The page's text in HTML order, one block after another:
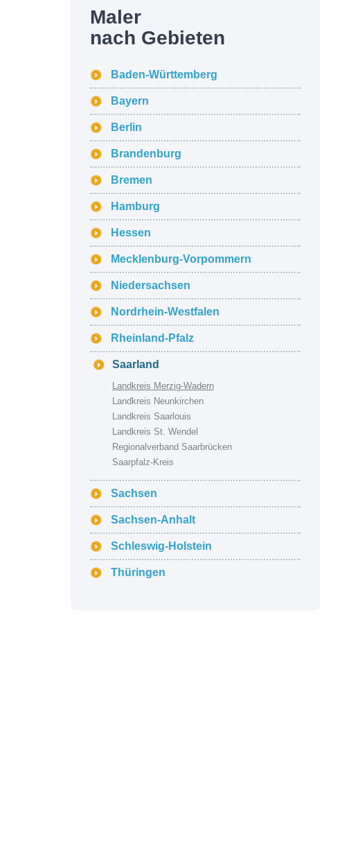
Maler
nach Gebieten
Baden-Württemberg
Bayern
Berlin
Brandenburg
Bremen
Hamburg
Hessen
Mecklenburg-Vorpommern
Niedersachsen
Nordrhein-Westfalen
Rheinland-Pfalz
Saarland
Landkreis Merzig-Wadern
Landkreis Neunkirchen
Landkreis Saarlouis
Landkreis St. Wendel
Regionalverband Saarbrücken
Saarpfalz-Kreis
Sachsen
Sachsen-Anhalt
Schleswig-Holstein
Thüringen